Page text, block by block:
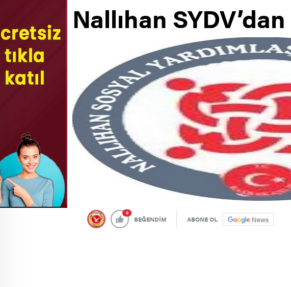
Nallıhan
0
BEĞENDİM ABONE OL News